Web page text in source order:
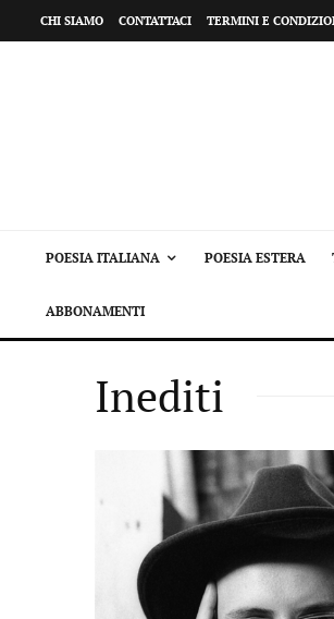
CHI SIAMO CONTATTACI TERMINI E
POESIA ITALIANA POESIA ESTERA
ABBONAMENTI
Inediti